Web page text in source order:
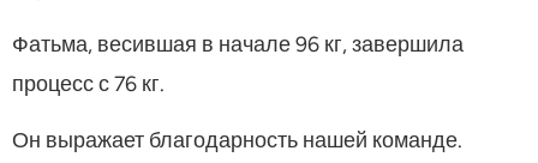
Фатьма, весившая в начале 96 кг, завершила
процесс с 76 кг.
Он выражает благодарность нашей команде.